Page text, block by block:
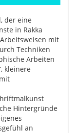
der eine
in Rakka
mit
Techniken
Arbeiten
kleinere
Hintergründe
an